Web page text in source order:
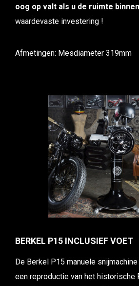
oog op valt als u de ruimte
waardevaste investering !
Afmetingen: Mesdiameter 319mm
BERKEL P15 INCLUSIEF VOET
De Berkel P15 manuele
een reproductie van het historische